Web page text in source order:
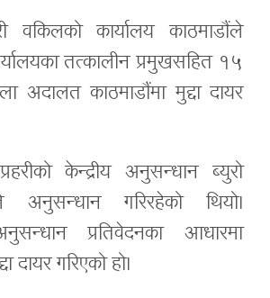
वकिलको कार्यालय काठमाडौंले
तत्कालीन प्रमुखसहित १५
अदालत काठमाडौंमा मुद्दा दायर
केन्द्रीय अनुसन्धान ब्युरो
गरिरहेको थियो।
प्रतिवेदनका आधारमा
दायर गरिएको हो।